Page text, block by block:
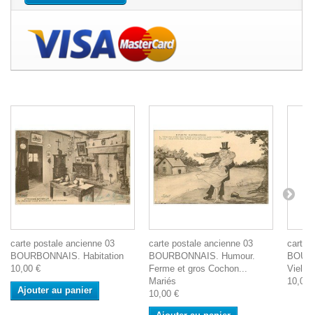
carte postale ancienne 03
BOURBONNAIS. Habitation
10,00 €
Ajouter au panier
carte postale ancienne 03
BOURBONNAIS. Humour.
Ferme et gros Cochon...
Mariés
10,00 €
carte
Vielle
10,00